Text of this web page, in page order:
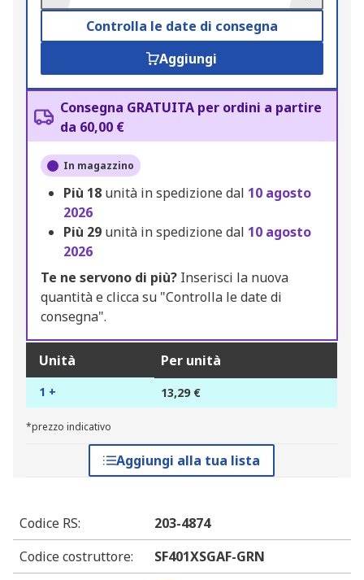
Controlla le date di consegna
Aggiungi
Consegna GRATUITA per ordini a partire
da 60,00 €
In magazzino
Più 18 unità in spedizione dal 10 agosto
2026
Più 29 unità in spedizione dal 10 agosto
2026
Te ne servono di più? Inserisci la nuova
quantità e clicca su "Controlla le date di
consegna".
Unità Per unità
1 + 13,29 €
*prezzo indicativo
Aggiungi alla tua lista
Codice RS:
203-4874
Codice costruttore:
SF401XSGAF-GRN